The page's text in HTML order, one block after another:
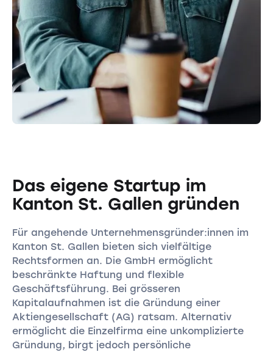
Das eigene Startup im
Kanton St. Gallen gründen
Für angehende Unternehmensgründer:innen im
Kanton St. Gallen bieten sich vielfältige
Rechtsformen an. Die GmbH ermöglicht
beschränkte Haftung und flexible
Geschäftsführung. Bei grösseren
Kapitalaufnahmen ist die Gründung einer
Aktiengesellschaft (AG) ratsam. Alternativ
ermöglicht die Einzelfirma eine unkomplizierte
Gründung, birgt jedoch persönliche